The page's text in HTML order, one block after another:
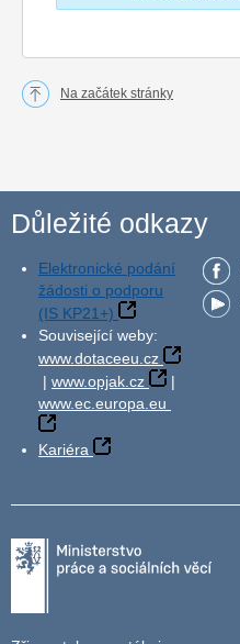
Na začátek stránky
Důležité odkazy
Elektronické podání
žádosti o podporu
(IS KP21+)
Související weby:
www.dotaceeu.cz
| www.opjak.cz
|
www.ec.europa.eu
Kariéra